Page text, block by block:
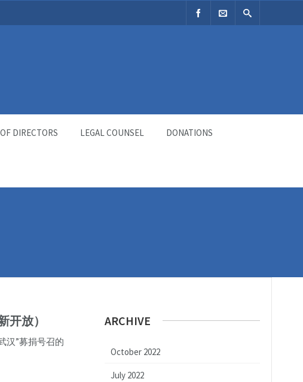
DIRECTORS LEGAL COUNSEL DONATIONS
开放）
汉”募捐号召的
ARCHIVE
October 2022
July 2022